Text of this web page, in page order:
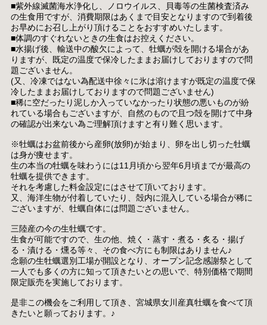
■紫外線滅菌海水浄化し、ノロウイルス、貝毒等の生菌検査済み
の生食用ですが、消費期限はあくまで目安となりますので到着後
お早めにお召し上がり頂けることをおすすめいたします。
■体調のすぐれないときの生食はお控えください。
■水揚げ後、輸送中の酸欠によって、牡蠣が殻を開ける場合があ
りますが、既定の温度で保冷したままお届けしておりますので問
題ございません。
(又、冷凍ではない為配送中徐々に氷は溶けますが既定の温度で保
冷したままお届けしておりますので問題ございません)
■稀に空だったり泥しか入っていなかったり状態の悪いものが紛
れている場合もございますが、自然のもので且つ殻を開けて中身
の確認が出来ない為ご理解頂けますと有り難く思います。
※牡蠣はお盆前後から産卵(放卵)が始まり、卵を出し切った牡蠣
は身が痩せます。
生の本当の牡蠣を味わうには11月頃から翌年6月頃までが最高の
牡蠣を提供できます。
それを考慮した料金設定にはさせて頂いております。
又、海洋生物が付着していたり、殻内に混入している場合が稀に
ございますが、牡蠣自体には問題ございません。
三陸産の今の生牡蠣です。
生食が可能ですので、生の他、焼く・蒸す・煮る・炙る・揚げ
る・漬ける・燻る等々、その食べ方にも制限はありません♪
念願の生牡蠣選別工場が開設となり、オープン記念感謝祭として
一人でも多くの方に知って頂きたいとの思いで、特別価格で期間
限定販売を実施しております。
是非この機会をご利用して頂き、宮城県女川産真牡蠣を食べて頂
きたいと願っております。♪